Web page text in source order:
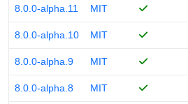
8.0.0-alpha.11 MIT
8.0.0-alpha.10 MIT
8.0.0-alpha.9 MIT
8.0.0-alpha.8 MIT